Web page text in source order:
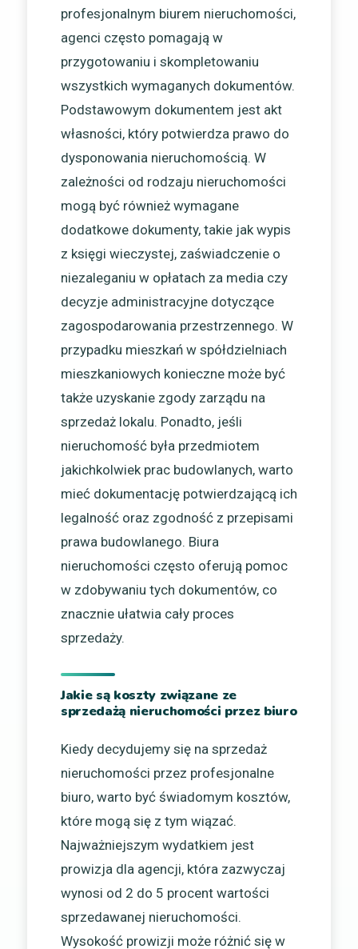
profesjonalnym biurem nieruchomości,
agenci często pomagają w
przygotowaniu i skompletowaniu
wszystkich wymaganych dokumentów.
Podstawowym dokumentem jest akt
własności, który potwierdza prawo do
dysponowania nieruchomością. W
zależności od rodzaju nieruchomości
mogą być również wymagane
dodatkowe dokumenty, takie jak wypis
z księgi wieczystej, zaświadczenie o
niezaleganiu w opłatach za media czy
decyzje administracyjne dotyczące
zagospodarowania przestrzennego. W
przypadku mieszkań w spółdzielniach
mieszkaniowych konieczne może być
także uzyskanie zgody zarządu na
sprzedaż lokalu. Ponadto, jeśli
nieruchomość była przedmiotem
jakichkolwiek prac budowlanych, warto
mieć dokumentację potwierdzającą ich
legalność oraz zgodność z przepisami
prawa budowlanego. Biura
nieruchomości często oferują pomoc
w zdobywaniu tych dokumentów, co
znacznie ułatwia cały proces
sprzedaży.
Jakie są koszty związane ze
sprzedażą nieruchomości przez biuro
Kiedy decydujemy się na sprzedaż
nieruchomości przez profesjonalne
biuro, warto być świadomym kosztów,
które mogą się z tym wiązać.
Najważniejszym wydatkiem jest
prowizja dla agencji, która zazwyczaj
wynosi od 2 do 5 procent wartości
sprzedawanej nieruchomości.
Wysokość prowizji może różnić się w